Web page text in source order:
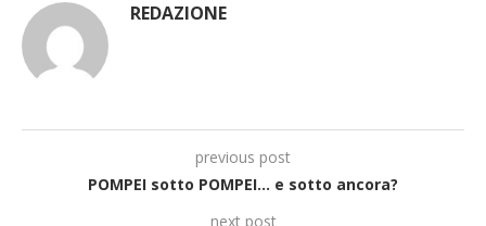
REDAZIONE
previous post
POMPEI sotto POMPEI… e sotto ancora?
next post